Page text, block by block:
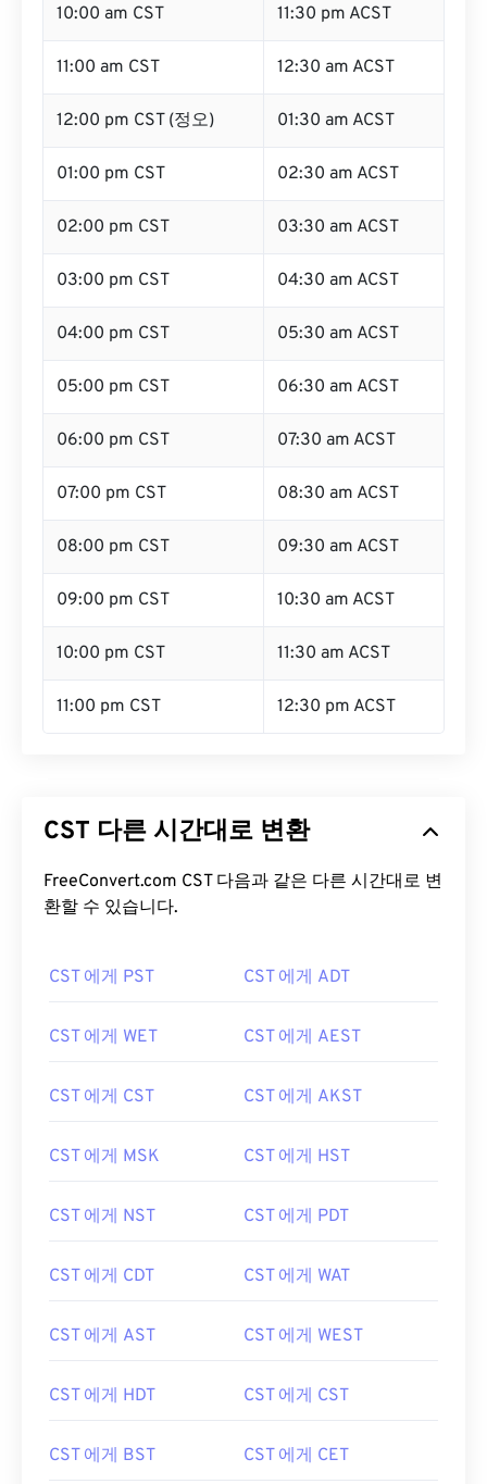
10:00 am CST 11:30 pm ACST
11:00 am CST 12:30 am ACST
12:00 pm CST (정오) 01:30 am ACST
01:00 pm CST 02:30 am ACST
02:00 pm CST 03:30 am ACST
03:00 pm CST 04:30 am ACST
04:00 pm CST 05:30 am ACST
05:00 pm CST 06:30 am ACST
06:00 pm CST 07:30 am ACST
07:00 pm CST 08:30 am ACST
08:00 pm CST 09:30 am ACST
09:00 pm CST 10:30 am ACST
10:00 pm CST 11:30 am ACST
11:00 pm CST 12:30 pm ACST
CST 다른 시간대로 변환
FreeConvert.com CST 다음과 같은 다른 시간대로 변
환할 수 있습니다.
CST 에게 PST CST 에게 ADT
CST 에게 WET CST 에게 AEST
CST 에게 CST CST 에게 AKST
CST 에게 MSK CST 에게 HST
CST 에게 NST CST 에게 PDT
CST 에게 CDT CST 에게 WAT
CST 에게 AST CST 에게 WEST
CST 에게 HDT CST 에게 CST
CST 에게 BST CST 에게 CET